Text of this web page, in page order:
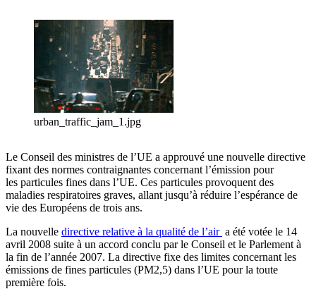
urban_traffic_jam_1.jpg
Le Conseil des ministres de l’UE a approuvé une nouvelle directive
fixant des normes contraignantes concernant l’émission pour
les particules fines dans l’UE. Ces particules provoquent des
maladies respiratoires graves, allant jusqu’à réduire l’espérance de
vie des Européens de trois ans.
La nouvelle directive relative à la qualité de l’air a été votée le 14
avril 2008 suite à un accord conclu par le Conseil et le Parlement à
la fin de l’année 2007. La directive fixe des limites concernant les
émissions de fines particules (PM2,5) dans l’UE pour la toute
première fois.